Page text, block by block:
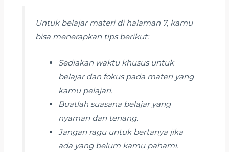
Untuk belajar materi di halaman 7, kamu
bisa menerapkan tips berikut:
Sediakan waktu khusus untuk
belajar dan fokus pada materi yang
kamu pelajari.
Buatlah suasana belajar yang
nyaman dan tenang.
Jangan ragu untuk bertanya jika
ada yang belum kamu pahami.